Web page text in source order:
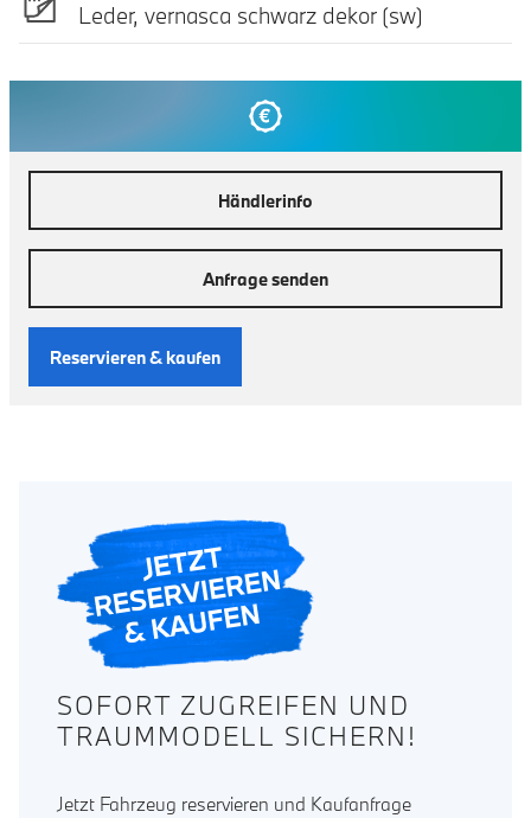
Leder, vernasca schwarz dekor (sw)
Händlerinfo
Anfrage senden
Reservieren & kaufen
SOFORT ZUGREIFEN UND
TRAUMMODELL SICHERN!
Jetzt Fahrzeug reservieren und Kaufanfrage